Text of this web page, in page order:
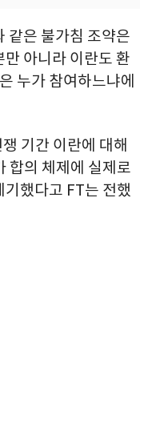
같은 불가침 조약은
아니라 이란도 환
누가 참여하느냐에
기간 이란에 대해
합의 체제에 실제로
했다고 FT는 전했